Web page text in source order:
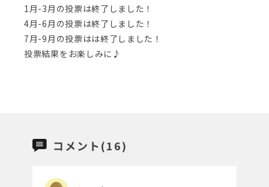
1月-3月の投票は終了しました！
4月-6月の投票は終了しました！
7月-9月の投票はは終了しました！
投票結果をお楽しみに♪
コメント(16)